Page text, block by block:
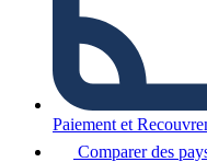
Paiement et
Comparer des